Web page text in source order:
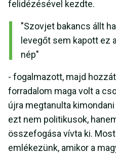
felidézésével kezdte.
"Szovjet bakancs állt
levegőt sem kapott ez
nép"
- fogalmazott, majd
forradalom maga volt a
újra megtanulta
ezt nem politikusok,
összefogása vívta ki.
emlékezünk, amikor a